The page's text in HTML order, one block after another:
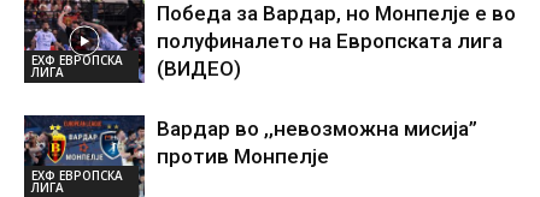
ЕХФ ЕВРОПСКА
ЛИГА
Победа за Вардар, но Монпелје е во
полуфиналето на Европската лига
(ВИДЕО)
ЕХФ ЕВРОПСКА
ЛИГА
Вардар во ,,невозможна мисија”
против Монпелје